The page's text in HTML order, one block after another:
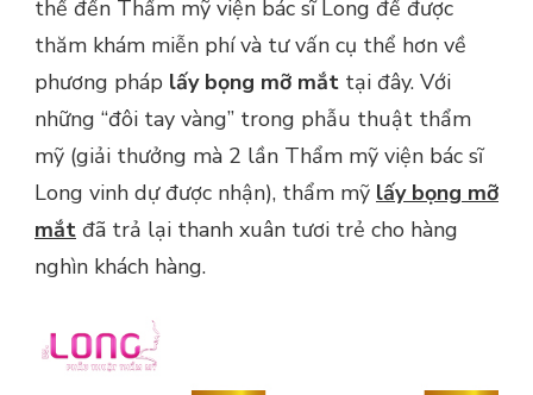
thể đến Thẩm mỹ viện bác sĩ Long để được
thăm khám miễn phí và tư vấn cụ thể hơn về
phương pháp lấy bọng mỡ mắt tại đây. Với
những “đôi tay vàng” trong phẫu thuật thẩm
mỹ (giải thưởng mà 2 lần Thẩm mỹ viện bác sĩ
Long vinh dự được nhận), thẩm mỹ lấy bọng mỡ
mắt đã trả lại thanh xuân tươi trẻ cho hàng
nghìn khách hàng.